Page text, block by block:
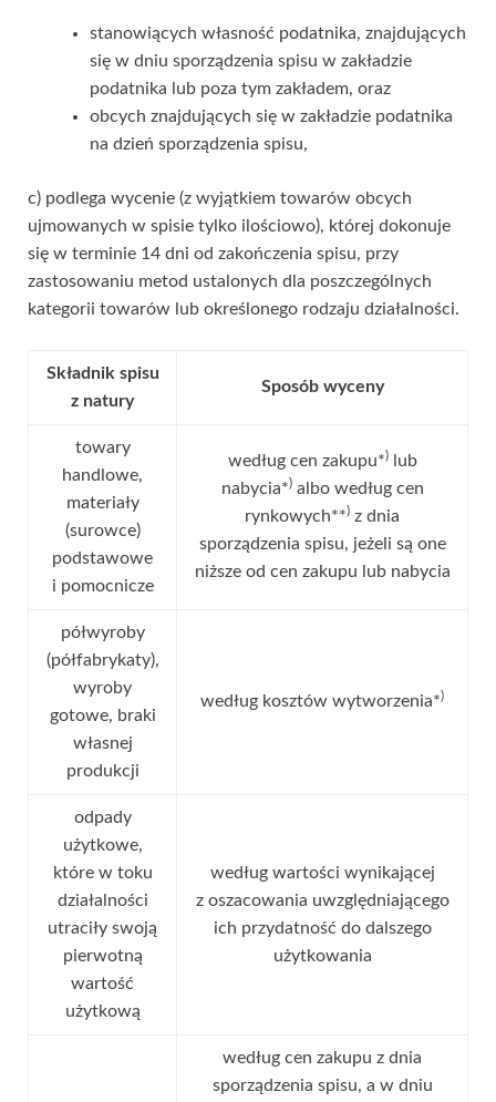
stanowiących własność podatnika, znajdujących
się w dniu sporządzenia spisu w zakładzie
podatnika lub poza tym zakładem, oraz
obcych znajdujących się w zakładzie podatnika
na dzień sporządzenia spisu,
c) podlega wycenie (z wyjątkiem towarów obcych
ujmowanych w spisie tylko ilościowo), której dokonuje
się w terminie 14 dni od zakończenia spisu, przy
zastosowaniu metod ustalonych dla poszczególnych
kategorii towarów lub określonego rodzaju działalności.
Składnik spisu
z natury
Sposób wyceny
towary
handlowe,
materiały
(surowce)
podstawowe
i pomocnicze
według cen zakupu*)lub
nabycia*)albo według cen
rynkowych**) z dnia
sporządzenia spisu, jeżeli są one
niższe od cen zakupu lub nabycia
półwyroby
(półfabrykaty),
wyroby
gotowe, braki
własnej
produkcji
według kosztów wytworzenia*)
odpady
użytkowe,
które w toku
działalności
utraciły swoją
pierwotną
wartość
użytkową
według wartości wynikającej
z oszacowania uwzględniającego
ich przydatność do dalszego
użytkowania
według cen zakupu z dnia
sporządzenia spisu, a w dniu